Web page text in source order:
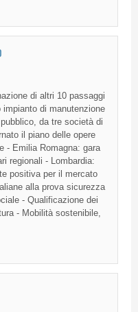
di altri 10 passaggi
di manutenzione
da tre società di
il piano delle opere
- Emilia Romagna: gara
regionali - Lombardia:
positiva per il mercato
alla prova sicurezza
- Qualificazione dei
- Mobilità sostenibile,